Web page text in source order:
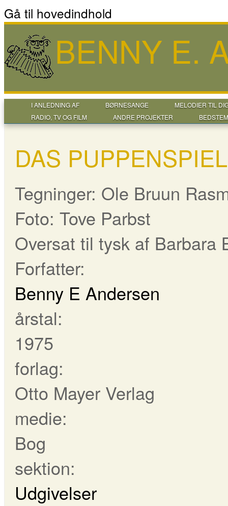
Gå til hovedindhold
BENNY E.
I ANLEDNING AF BØRNESANGE
MELODIER TIL
RADIO, TV OG FILM
ANDRE PROJEKTER
DAS
Tegninger: Ole Bruun
Foto: Tove Parbst
Oversat til tysk af Barbara
Forfatter:
Benny E Andersen
årstal:
1975
forlag:
Otto Mayer Verlag
medie:
Bog
sektion:
Udgivelser